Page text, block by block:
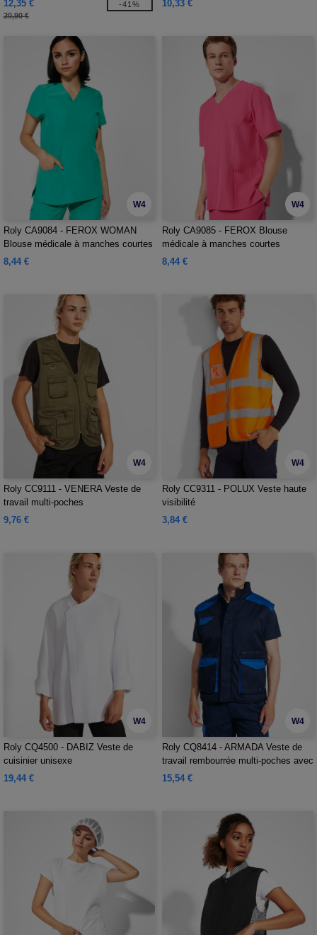
12,35 €
20,90 €
-41% 10,33 €
W4
Roly CA9084 - FEROX WOMAN
Blouse médicale à manches courtes
avec taille légèrement ajustée
8,44 €
W4
Roly CA9085 - FEROX Blouse
médicale à manches courtes
8,44 €
W4
Roly CC9111 - VENERA Veste de
travail multi-poches
9,76 €
W4
Roly CC9311 - POLUX Veste haute
visibilité
3,84 €
W4
Roly CQ4500 - DABIZ Veste de
cuisinier unisexe
19,44 €
W4
Roly CQ8414 - ARMADA Veste de
travail rembourrée multi-poches avec
dos long
15,54 €